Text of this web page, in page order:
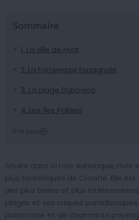
1. La ville de Hvar
2. La Forteresse Espagnole
3. La plage Dubovica
4. Les îles Pakleni
Voir plus
Située dans la mer Adriatique, Hvar
plus touristiques de Croatie. Elle est
des plus belles et plus
plages et ses criques
patrimoine et de charmants